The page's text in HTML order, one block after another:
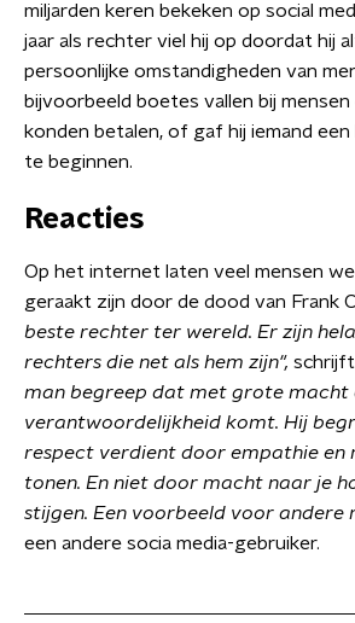
miljarden keren bekeken op social
jaar als rechter viel hij op doordat hij
persoonlijke omstandigheden van
bijvoorbeeld boetes vallen bij
konden betalen, of gaf hij iemand
te beginnen.
Reacties
Op het internet laten veel mensen
geraakt zijn door de dood van Frank
beste rechter ter wereld. Er zijn
rechters die net als hem zijn", schrijft
man begreep dat met grote macht
verantwoordelijkheid komt. Hij
respect verdient door empathie en
tonen. En niet door macht naar je
stijgen. Een voorbeeld voor andere
een andere socia media-gebruiker.